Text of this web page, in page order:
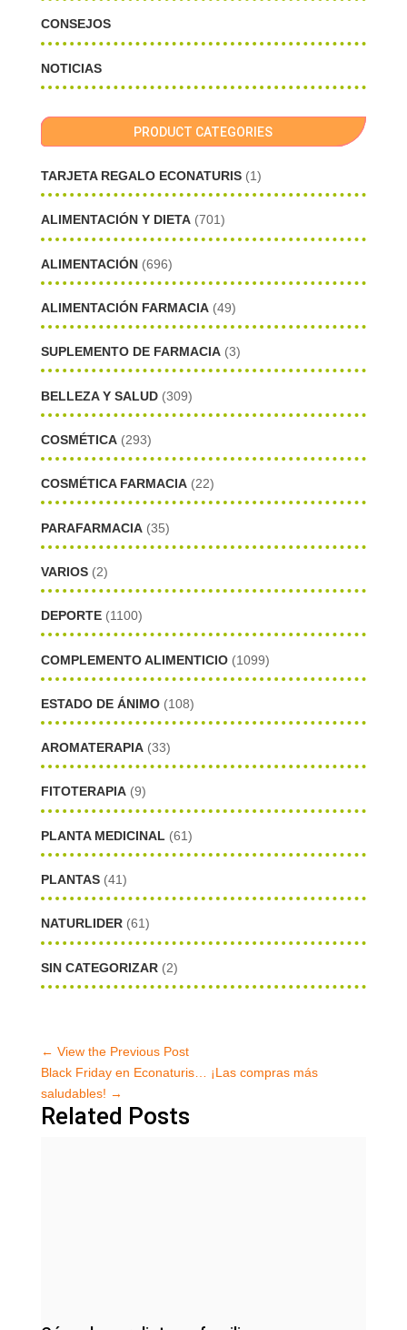
CONSEJOS
NOTICIAS
PRODUCT CATEGORIES
TARJETA REGALO ECONATURIS (1)
ALIMENTACIÓN Y DIETA (701)
ALIMENTACIÓN (696)
ALIMENTACIÓN FARMACIA (49)
SUPLEMENTO DE FARMACIA (3)
BELLEZA Y SALUD (309)
COSMÉTICA (293)
COSMÉTICA FARMACIA (22)
PARAFARMACIA (35)
VARIOS (2)
DEPORTE (1100)
COMPLEMENTO ALIMENTICIO (1099)
ESTADO DE ÁNIMO (108)
AROMATERAPIA (33)
FITOTERAPIA (9)
PLANTA MEDICINAL (61)
PLANTAS (41)
NATURLIDER (61)
SIN CATEGORIZAR (2)
← View the Previous Post
Black Friday en Econaturis… ¡Las compras más
saludables! →
Related Posts